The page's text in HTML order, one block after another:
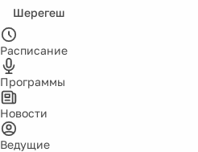
Шерегеш
Расписание
Программы
Новости
Ведущие